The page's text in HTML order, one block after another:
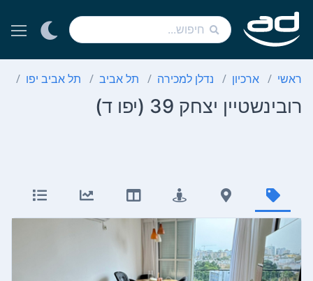
ראשי ארכיון נדלן למכירה תל אביב תל אביב יפו
רובינשטיין יצחק 39 (יפו ד)